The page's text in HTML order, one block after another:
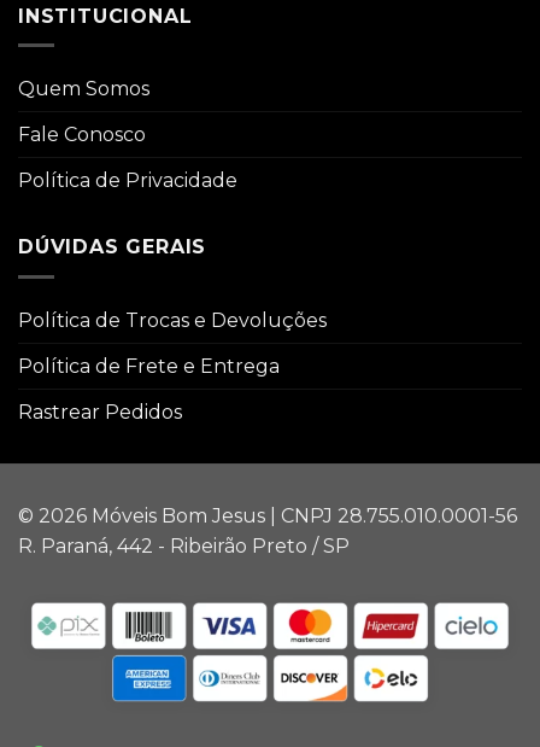
INSTITUCIONAL
Quem Somos
Fale Conosco
Política de Privacidade
DÚVIDAS GERAIS
Política de Trocas e Devoluções
Política de Frete e Entrega
Rastrear Pedidos
© 2026 Móveis Bom Jesus | CNPJ 28.755.010.0001-56
R. Paraná, 442 - Ribeirão Preto / SP